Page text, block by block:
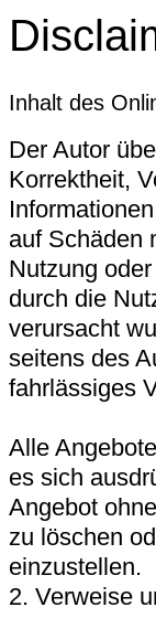
Inhalt des
Der Autor
Korrektheit,
auf Schäden
Nutzung
durch die
verursacht
seitens des
fahrlässiges
Alle
es sich
Angebot
zu löschen
einzustellen.
2. Verweise